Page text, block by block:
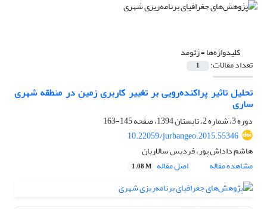
کلیدواژه‌ها =ژئومد
تعداد مقالات: 1
تحلیل تاثیر پراکنده‌رویی بر تغییر کاربری زمین در منطقه شهری
ساری
دوره 3، شماره 2، تابستان 1394، صفحه
145-163
10.22059/jurbangeo.2015.55346
هاشم داداش پور، فردیس سالاریان
مشاهده مقاله
اصل مقاله 1.08 M